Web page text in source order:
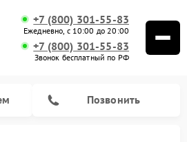
+7 (800) 301-55-83
Ежедневно, с 10:00 до 20:00
+7 (800) 301-55-83
Звонок бесплатный по РФ
Позвонить